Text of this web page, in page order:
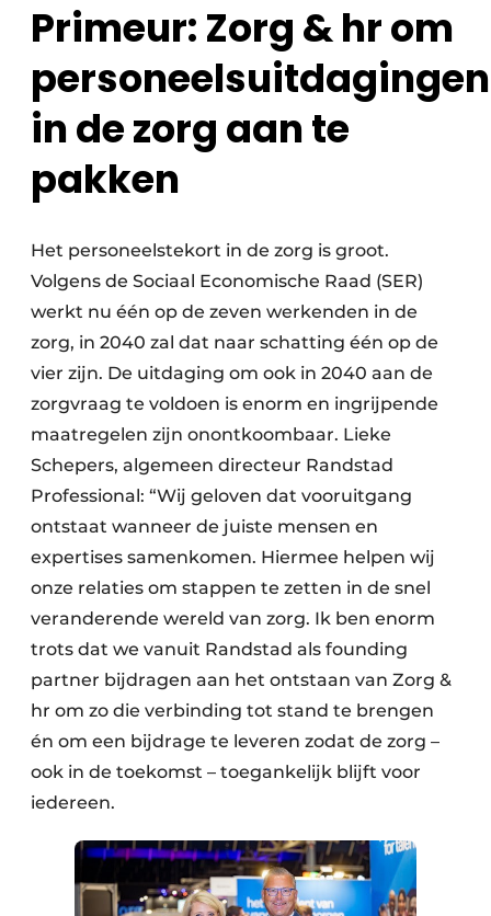
Primeur: Zorg & hr om
personeelsuitdagingen
in de zorg aan te
pakken
Het personeelstekort in de zorg is groot.
Volgens de Sociaal Economische Raad (SER)
werkt nu één op de zeven werkenden in de
zorg, in 2040 zal dat naar schatting één op de
vier zijn. De uitdaging om ook in 2040 aan de
zorgvraag te voldoen is enorm en ingrijpende
maatregelen zijn onontkoombaar. Lieke
Schepers, algemeen directeur Randstad
Professional: “Wij geloven dat vooruitgang
ontstaat wanneer de juiste mensen en
expertises samenkomen. Hiermee helpen wij
onze relaties om stappen te zetten in de snel
veranderende wereld van zorg. Ik ben enorm
trots dat we vanuit Randstad als founding
partner bijdragen aan het ontstaan van Zorg &
hr om zo die verbinding tot stand te brengen
én om een bijdrage te leveren zodat de zorg –
ook in de toekomst – toegankelijk blijft voor
iedereen.